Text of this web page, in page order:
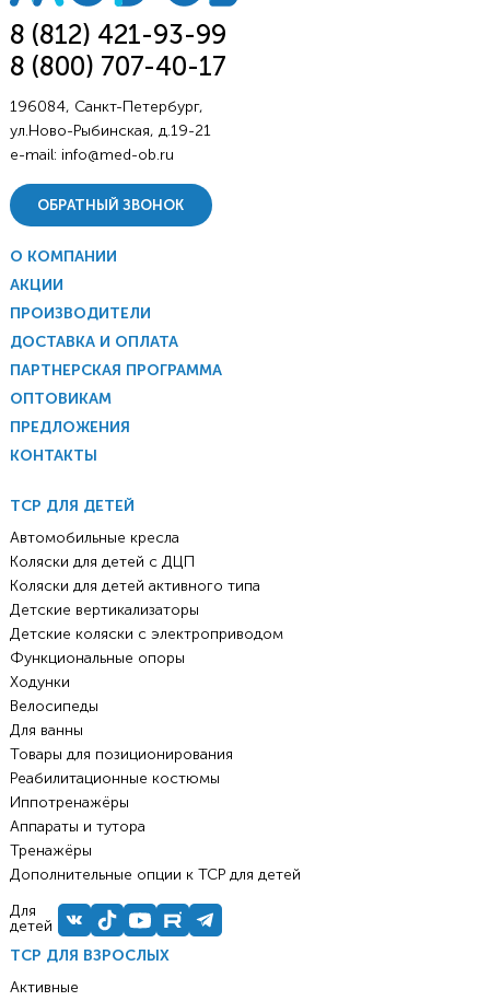
8 (812) 421-93-99
8 (800) 707-40-17
196084, Санкт-Петербург,
ул.Ново-Рыбинская, д.19-21
e-mail: info@med-ob.ru
ОБРАТНЫЙ ЗВОНОК
О КОМПАНИИ
АКЦИИ
ПРОИЗВОДИТЕЛИ
ДОСТАВКА И ОПЛАТА
ПАРТНЕРСКАЯ ПРОГРАММА
ОПТОВИКАМ
ПРЕДЛОЖЕНИЯ
КОНТАКТЫ
ТСР ДЛЯ ВЗРОСЛЫХ
Активные
ТСР ДЛЯ ДЕТЕЙ
Автомобильные кресла
Коляски для детей с ДЦП
Коляски для детей активного типа
Детские вертикализаторы
Детские коляски с электроприводом
Функциональные опоры
Ходунки
Велосипеды
Для ванны
Товары для позиционирования
Реабилитационные костюмы
Иппотренажёры
Аппараты и тутора
Тренажёры
Дополнительные опции к ТСР для детей
Для
детей